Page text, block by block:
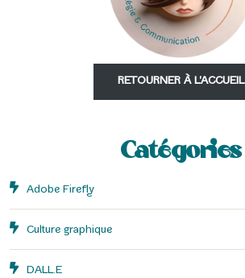
RETOURNER À L'ACCUEIL
Catégories
Adobe Firefly
Culture graphique
DALL.E